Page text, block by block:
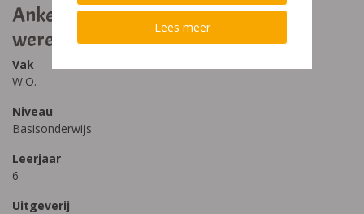
Ankers! 6 ankerlessen bij
wereldoriëntatie leerwerkboek
Vak
W.O.
Niveau
Basisonderwijs
Leerjaar
6
Uitgeverij
Lees meer